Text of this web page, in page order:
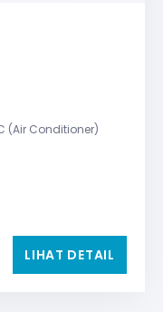
(Air Conditioner)
dll)
Dispenser
LIHAT DETAIL